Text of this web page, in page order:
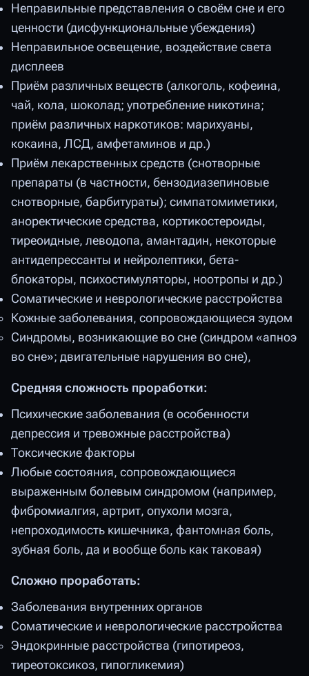
Неправильные представления о своём сне и его
ценности (дисфункциональные убеждения)
Неправильное освещение, воздействие света
дисплеев
Приём различных веществ (алкоголь, кофеина,
чай, кола, шоколад; употребление никотина;
приём различных наркотиков: марихуаны,
кокаина, ЛСД, амфетаминов и др.)
Приём лекарственных средств (снотворные
препараты (в частности, бензодиазепиновые
снотворные, барбитураты); симпатомиметики,
аноректические средства, кортикостероиды,
тиреоидные, леводопа, амантадин, некоторые
антидепрессанты и нейролептики, бета-
блокаторы, психостимуляторы, ноотропы и др.)
Соматические и неврологические расстройства
Кожные заболевания, сопровождающиеся зудом
Cиндромы, возникающие во сне (синдром «апноэ
во сне»; двигательные нарушения во сне),
Средняя сложность проработки:
Психические заболевания (в особенности
депрессия и тревожные расстройства)
Токсические факторы
Любые состояния, сопровождающиеся
выраженным болевым синдромом (например,
фибромиалгия, артрит, опухоли мозга,
непроходимость кишечника, фантомная боль,
зубная боль, да и вообще боль как таковая)
Сложно проработать:
Заболевания внутренних органов
Соматические и неврологические расстройства
Эндокринные расстройства (гипотиреоз,
тиреотоксикоз, гипогликемия)